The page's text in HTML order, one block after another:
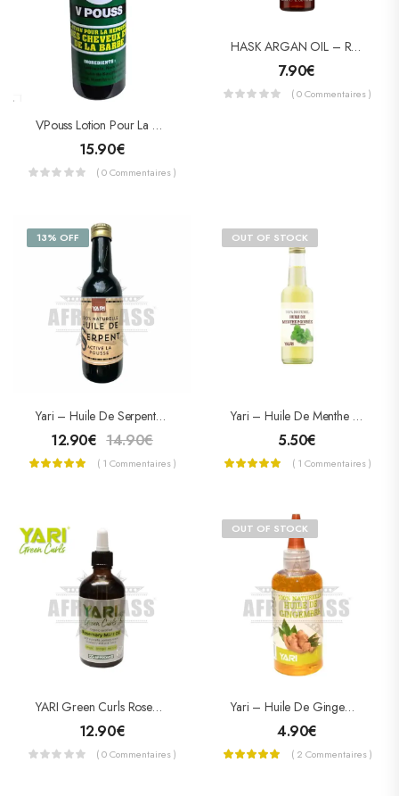
VPouss Lotion Pour La Repousse De Cheveux Et La Barbe 100ml
15.90€
( 0 Commentaires )
HASK ARGAN OIL – Repairing Shine Hair Oil (huile Réparatrice) 59 ML
7.90€
( 0 Commentaires )
13% OFF
Yari – Huile De Serpent Active La Repousse 250ml
12.90€ 14.90€
( 1 Commentaires )
OUT OF STOCK
Yari – Huile De Menthe Poivrée 100% Naturel 250ml
5.50€
( 1 Commentaires )
YARI Green Curls Rosemary Mint Oil – Lotion Fortifiante
12.90€
( 0 Commentaires )
OUT OF STOCK
Yari – Huile De Gingembre (Ginger Oil) 105 ML
4.90€
( 2 Commentaires )